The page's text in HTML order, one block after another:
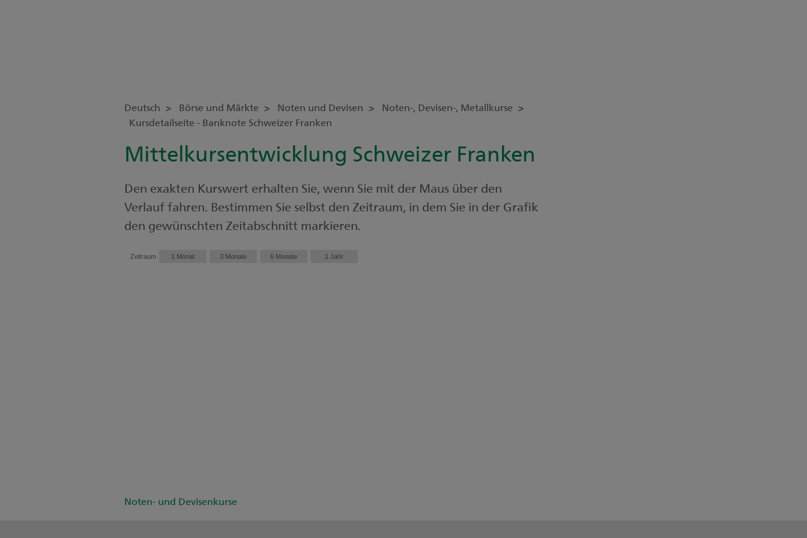
Deutsch Börse und Märkte Noten und Devisen
Noten-, Devisen-, Metallkurse
Kursdetailseite - Banknote Schweizer Franken
Mittelkursentwicklung Schweizer Franken
Den exakten Kurswert erhalten Sie, wenn Sie mit der Maus über den
Verlauf fahren. Bestimmen Sie selbst den Zeitraum, in dem Sie in der Grafik
den gewünschten Zeitabschnitt markieren.
Zeitraum 1 Monat 3 Monate 6 Monate 1 Jahr
Noten- und Devisenkurse